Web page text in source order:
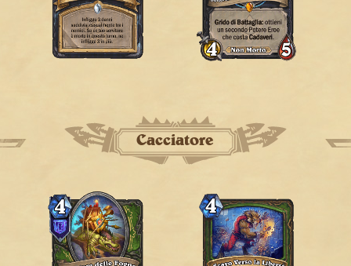
Cacciatore